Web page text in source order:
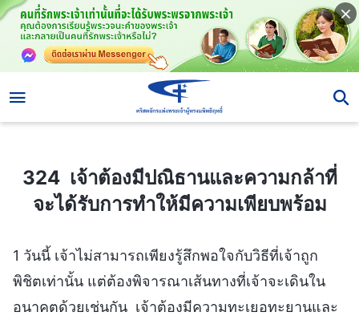
324 เจ้าต้องมีปณิธานและความกล้าที่
จะได้รับการทำให้มีความเพียบพร้อม
1 วันนี้ เจ้าไม่สามารถเพียงรู้สึกพอใจกับวิธีที่เจ้าถูก
พิชิตเท่านั้น แต่ต้องพิจารณาเส้นทางที่เจ้าจะเดินใน
อนาคตด้วยเช่นกัน เจ้าต้องมีความทะเยอทะยานและ